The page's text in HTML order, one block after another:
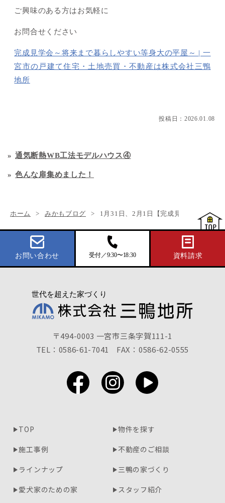
ご興味のある方はお気軽に
お問合せください
完成見学会～将来まで暮らしやすい等身大の平屋～ | 一
宮市の戸建て住宅・土地売買・不動産は株式会社三鴨
地所
投稿日： 2026.01.08
通気断熱WB工法モデルハウス④
色んな扉集めました！
ホーム みかもブログ 1月31日、2月1日【完成見学会】開催し
お問い合わせ 受付／9:30〜18:30 資料請求
〒494-0003 一宮市三条字賀111-1
TEL：0586-61-7041
FAX：0586-62-0555
TOP
物件を探す
施工事例
不動産のご相談
ラインナップ
三鴨の家づくり
愛犬家のための家
スタッフ紹介